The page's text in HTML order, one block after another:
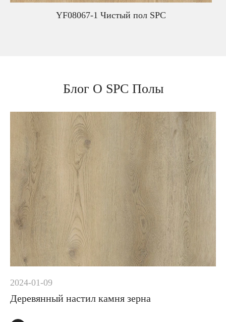
YF08067-1 Чистый пол SPC
Блог О SPC Полы
2024-01-09
Деревянный настил камня зерна